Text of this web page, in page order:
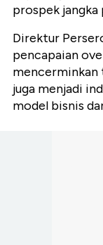
prospek jangka
Direktur
pencapaian
juga menjadi
model bisnis